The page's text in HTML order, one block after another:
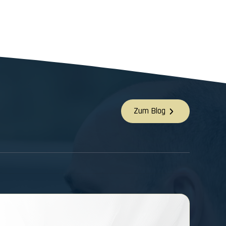
Zum Blog